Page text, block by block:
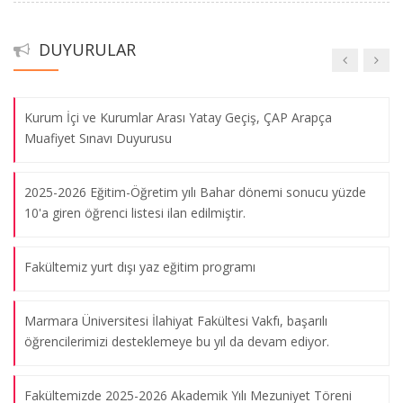
DUYURULAR
2026 Yılı Üniversiteler Arası “Erkekler Kur’ân-ı Kerim’i Güzel
Kurum İçi ve Kurumlar Arası Yatay Geçiş, ÇAP Arapça
Muafiyet Sınavı Duyurusu
2025-2026 Eğitim-Öğretim yılı Bahar dönemi sonucu yüzde
10'a giren öğrenci listesi ilan edilmiştir.
Fakültemiz yurt dışı yaz eğitim programı
Marmara Üniversitesi İlahiyat Fakültesi Vakfı, başarılı
öğrencilerimizi desteklemeye bu yıl da devam ediyor.
Fakültemizde 2025-2026 Akademik Yılı Mezuniyet Töreni